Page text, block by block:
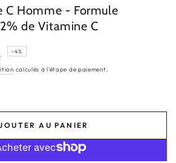
C Homme - Formule
de Vitamine C
–4%
calculés à l'étape de paiement.
AU PANIER